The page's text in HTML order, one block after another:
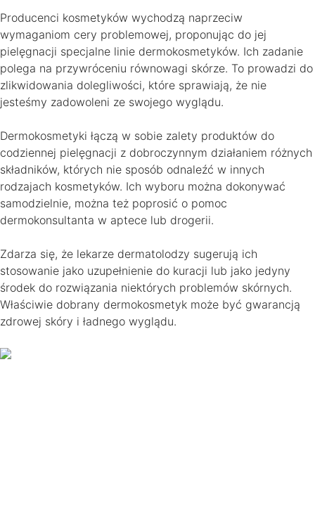
Producenci kosmetyków wychodzą naprzeciw
wymaganiom cery problemowej, proponując do jej
pielęgnacji specjalne linie dermokosmetyków. Ich zadanie
polega na przywróceniu równowagi skórze. To prowadzi do
zlikwidowania dolegliwości, które sprawiają, że nie
jesteśmy zadowoleni ze swojego wyglądu.
Dermokosmetyki łączą w sobie zalety produktów do
codziennej pielęgnacji z dobroczynnym działaniem różnych
składników, których nie sposób odnaleźć w innych
rodzajach kosmetyków. Ich wyboru można dokonywać
samodzielnie, można też poprosić o pomoc
dermokonsultanta w aptece lub drogerii.
Zdarza się, że lekarze dermatolodzy sugerują ich
stosowanie jako uzupełnienie do kuracji lub jako jedyny
środek do rozwiązania niektórych problemów skórnych.
Właściwie dobrany dermokosmetyk może być gwarancją
zdrowej skóry i ładnego wyglądu.